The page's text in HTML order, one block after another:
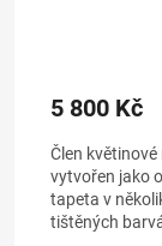
5 800 Kč
Člen květinové
vytvořen jako
tapeta v
tištěných